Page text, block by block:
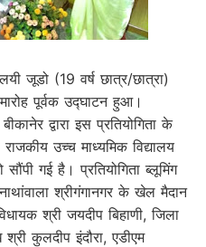
जूडो (19 वर्ष छात्र/छात्रा)
पूर्वक उद्घाटन हुआ।
द्वारा इस प्रतियोगिता के
उच्च माध्यमिक विद्यालय
गई है। प्रतियोगिता ब्लूमिंग
श्रीगंगानगर के खेल मैदान
श्री जयदीप बिहाणी, जिला
कुलदीप इंदौरा, एडीएम